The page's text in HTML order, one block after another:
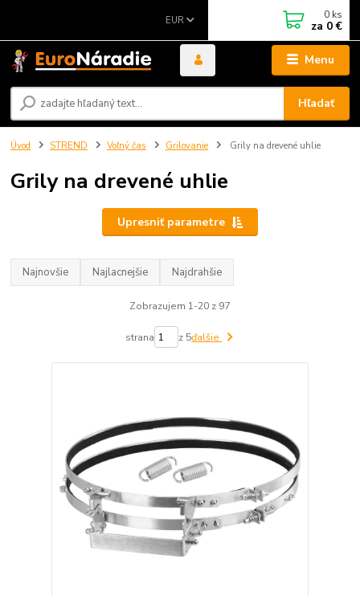
Menu
EUR
Hľadať
0 ks
za 0 €
Úvod STREND Voľný čas Grilovanie Grily na drevené uhlie
Grily na drevené uhlie
Upresniť parametre
Najnovšie Najlacnejšie Najdrahšie
Zobrazujem 1-20 z 97
strana z 5ďalšie